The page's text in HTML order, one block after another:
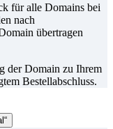
für alle Domains bei
nach
übertragen
der Domain zu Ihrem
Bestellabschluss.